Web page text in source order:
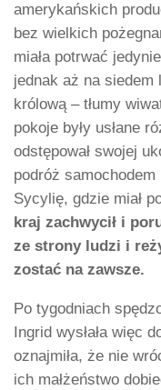
amerykańskich
bez wielkich
miała potrwać
jednak aż na siedem
królową – tłumy
pokoje były usłane
odstępował swojej
podróż samochodem
Sycylię, gdzie miał
kraj zachwycił i
ze strony ludzi i
zostać na zawsze.
Po tygodniach
Ingrid wysłała więc
oznajmiła, że nie
ich małżeństwo